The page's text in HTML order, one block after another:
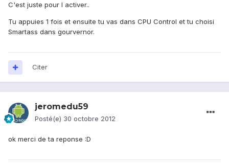
C'est juste pour l activer..
Tu appuies 1 fois et ensuite tu vas dans CPU Control et tu choisi
Smartass dans gourvernor.
Citer
jeromedu59
Posté(e) 30 octobre 2012
ok merci de ta reponse :D